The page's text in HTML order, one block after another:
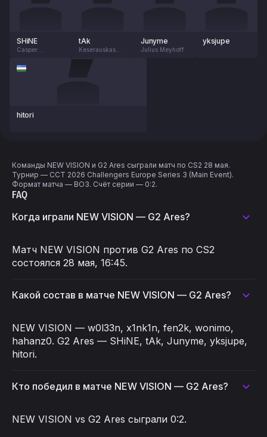
SHiNE
Casper
tAk
Keserauskas
Junyme
Julius Meyhoff
yksjupe
hitori
Команды NEW VISION и G2 Ares сыграли матч по CS2 28 мая.
Турнир — CCT 2026 Challengers Europe Series 3 (Main Event).
Формат матча — BO3. Счёт серии — 0:2.
FAQ
Когда играли NEW VISION — G2 Ares?
Матч NEW VISION против G2 Ares по CS2
состоялся 28 мая, 16:45.
Какой состав в матче NEW VISION — G2 Ares?
NEW VISION — w0l33n, x1nk1n, fen2k, wonimo,
hahanz0. G2 Ares — SHiNE, tAk, Junyme, yksjupe,
hitori.
Кто победил в матче NEW VISION — G2 Ares?
NEW VISION vs G2 Ares сыграли 0:2.